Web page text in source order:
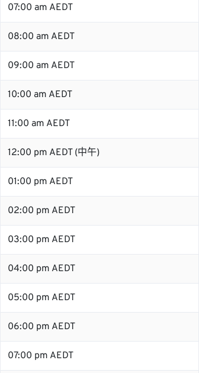
07:00 am AEDT
08:00 am AEDT
09:00 am AEDT
10:00 am AEDT
11:00 am AEDT
12:00 pm AEDT (中午)
01:00 pm AEDT
02:00 pm AEDT
03:00 pm AEDT
04:00 pm AEDT
05:00 pm AEDT
06:00 pm AEDT
07:00 pm AEDT